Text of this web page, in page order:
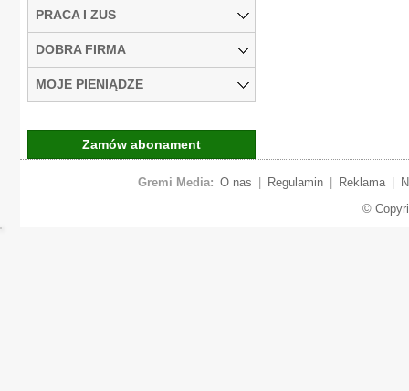
PRACA I ZUS
DOBRA FIRMA
MOJE PIENIĄDZE
Zamów abonament
Gremi Media: O nas Regulamin Reklama
©